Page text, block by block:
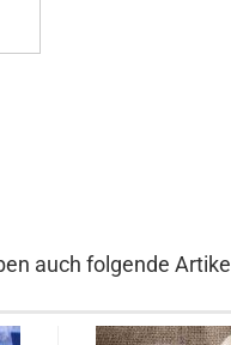
auch folgende Artikel